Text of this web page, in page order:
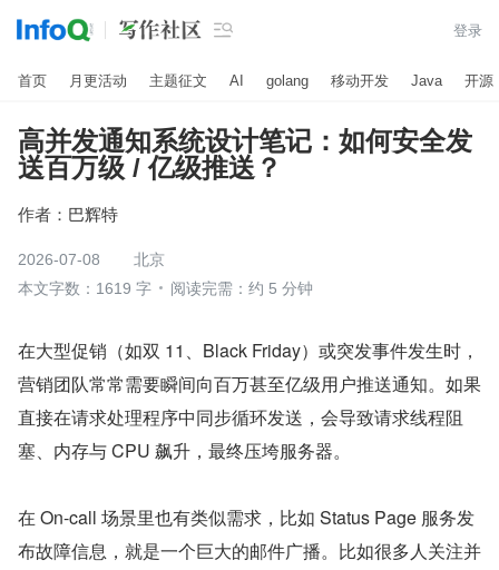
 登录
首页 月更活动 主题征文 AI golang 移动开发 Java 开源
高并发通知系统设计笔记：如何安全发
送百万级 / 亿级推送？
作者： 巴辉特
2026-07-08
北京
本文字数：1619 字
阅读完需：约 5 分钟
在大型促销（如双 11、Black Friday）或突发事件发生时，
营销团队常常需要瞬间向百万甚至亿级用户推送通知。如果
直接在请求处理程序中同步循环发送，会导致请求线程阻
塞、内存与 CPU 飙升，最终压垮服务器。
在 On-call 场景里也有类似需求，比如 Status Page 服务发
布故障信息，就是一个巨大的邮件广播。比如很多人关注并